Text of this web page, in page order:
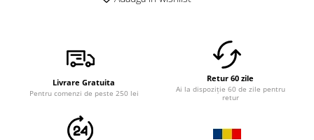
Livrare Gratuita
Pentru comenzi de peste 250 lei
Retur 60 zile
Ai la dispoziție 60 de zile pentru
retur